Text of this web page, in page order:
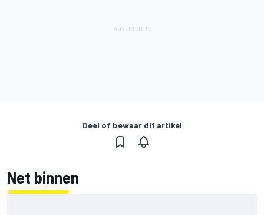
Deel of bewaar dit artikel
Net binnen